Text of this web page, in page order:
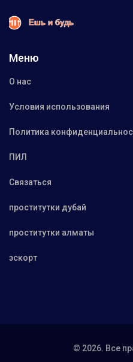
Меню
О нас
Условия использования
Политика
ПИЛ
Связаться
проститутки дубай
проститутки алматы
эскорт
© 2026. Все